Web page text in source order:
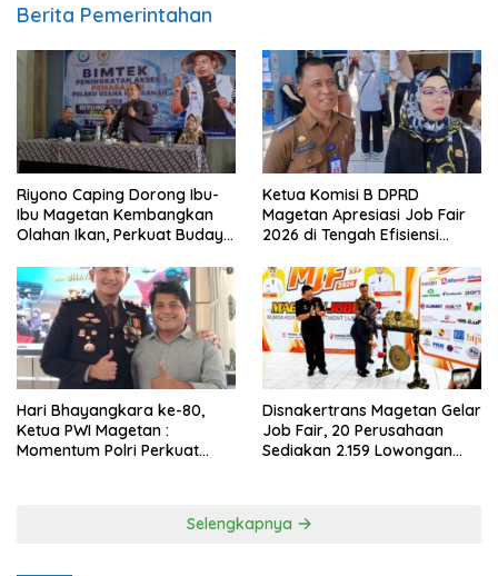
Berita Pemerintahan
Riyono Caping Dorong Ibu-
Ibu Magetan Kembangkan
Olahan Ikan, Perkuat Budaya
Ketua Komisi B DPRD
Magetan Apresiasi Job Fair
2026 di Tengah Efisiensi
Hari Bhayangkara ke-80,
Ketua PWI Magetan :
Momentum Polri Perkuat
Disnakertrans Magetan Gelar
Job Fair, 20 Perusahaan
Sediakan 2.159 Lowongan
Selengkapnya